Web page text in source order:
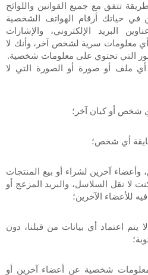
تتفق مع جميع القوانين واللوائح
في حياتك أرقام الهواتف الشخصية
البريد الإلكتروني، والإشارات
أي معلومات سرية لشخص آخر، وأنك لا
التي تحتوي على معلومات شخصية.
ملف أو صورة أو الصورة التي لا
شخص أو كيان آخر؛
أي شخص؛
وأعضاء آخرين لشراء أو بيع المنتجات
لا نقل السلاسل، والبريد المزعج أو
للأعضاء الآخرين؛
يتم اعتماد أي بيانات من قبلنا، دون
شخصية عن أعضاء آخرين أو